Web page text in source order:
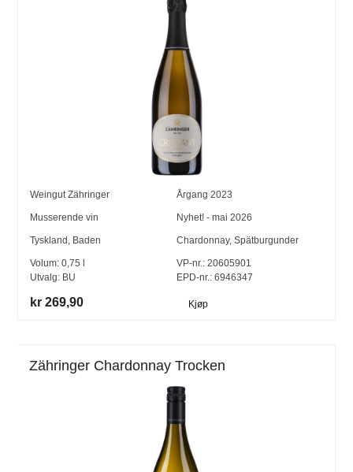
Weingut Zähringer Årgang 2023
Musserende vin Nyhet! - mai 2026
Tyskland , Baden Chardonnay, Spätburgunder
Volum:0,75
Utvalg: BU
VP-nr.: 20605901
EPD-nr.: 6946347
kr 269,90 Kjøp
Zähringer Chardonnay Trocken